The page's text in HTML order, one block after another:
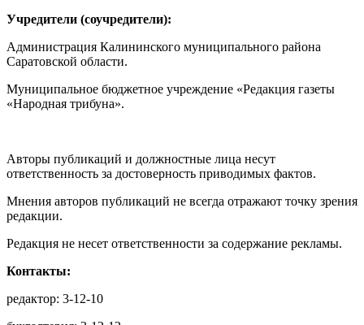
Учредители (соучредители):
Администрация Калининского муниципального района
Саратовской области.
Муниципальное бюджетное учреждение «Редакция газеты
«Народная трибуна».
Авторы публикаций и должностные лица несут
ответственность за достоверность приводимых фактов.
Мнения авторов публикаций не всегда отражают точку зрения
редакции.
Редакция не несет ответственности за содержание рекламы.
Контакты:
редактор: 3-12-10